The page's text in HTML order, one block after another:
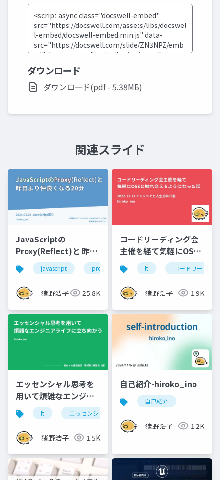
ダウンロード
ダウンロード(pdf - 5.38MB)
関連スライド
JavaScriptの
Proxy(Reflect)と 昨日
より仲良くなる20分
javascript proxy
猪野浩子 25.8K
コードリーディング会
主催を経て気軽にOSS
と触れ合えるようにな
った話
lt コードリーディ
猪野浩子 1.9K
エッセンシャル思考を
用いて煩雑なエンジニ
アライフに立ち向かう
lt エッセンシャル思考
猪野浩子 1.5K
自己紹介-hiroko_ino
自己紹介
猪野浩子 1.2K